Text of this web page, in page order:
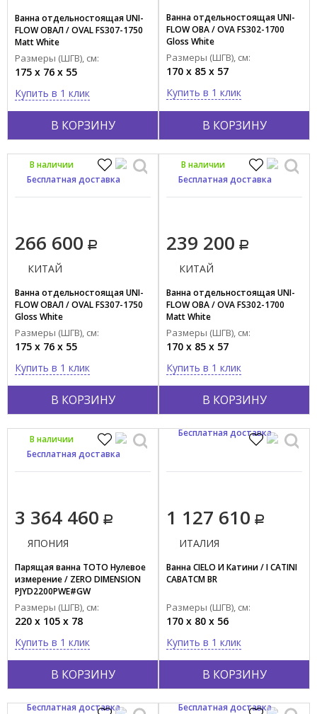
Установка
Напольная
Отдельностоящая
Livingtec
Акрил/латунь
Акрил/фанера/шпон
Кристалплант
Показать все
Стиль
Ретро
Современный
Страна производства
ИТАЛИЯ
КИТАЙ
ЯПОНИЯ
В КОРЗИНУ
Ванна отдельностоящая UNI-
FLOW ОВАЛ / OVAL FS307-1750
Matt White
Размеры (ШГВ), см:
175 x 76 x 55
Купить в 1 клик
В КОРЗИНУ
Ванна отдельностоящая UNI-
FLOW ОВА / OVA FS302-1700
Gloss White
Размеры (ШГВ), см:
170 x 85 x 57
Купить в 1 клик
266 600
В КОРЗИНУ
КИТАЙ
Ванна отдельностоящая UNI-
FLOW ОВАЛ / OVAL FS307-1750
Gloss White
Размеры (ШГВ), см:
175 x 76 x 55
Купить в 1 клик
В наличии
Бесплатная доставка
239 200
В КОРЗИНУ
КИТАЙ
Ванна отдельностоящая UNI-
FLOW ОВА / OVA FS302-1700
Matt White
Размеры (ШГВ), см:
170 x 85 x 57
Купить в 1 клик
В наличии
Бесплатная доставка
3 364 460
В КОРЗИНУ
ЯПОНИЯ
Парящая ванна TOTO Нулевое
измерение / ZERO DIMENSION
PJYD2200PWE#GW
Размеры (ШГВ), см:
220 x 105 x 78
Купить в 1 клик
В наличии
Бесплатная доставка
1 127 610
В КОРЗИНУ
ИТАЛИЯ
Ванна CIELO И Катини / I CATINI
CABATCM BR
Размеры (ШГВ), см:
170 x 80 x 56
Купить в 1 клик
Бесплатная доставка
Бесплатная доставка Бесплатная доставка